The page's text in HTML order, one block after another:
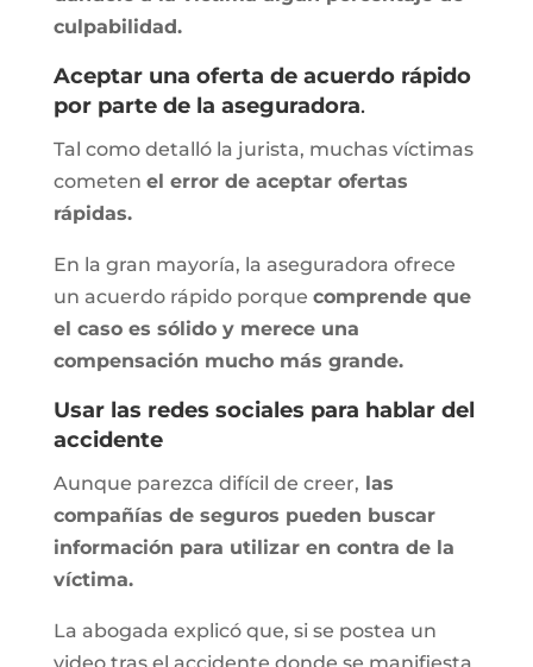
culpabilidad.
Aceptar una oferta de acuerdo rápido
por parte de la aseguradora.
Tal como detalló la jurista, muchas víctimas
cometen el error de aceptar ofertas
rápidas.
En la gran mayoría, la aseguradora ofrece
un acuerdo rápido porque comprende que
el caso es sólido y merece una
compensación mucho más grande.
Usar las redes sociales para hablar del
accidente
Aunque parezca difícil de creer, las
compañías de seguros pueden buscar
información para utilizar en contra de la
víctima.
La abogada explicó que, si se postea un
video tras el accidente donde se manifiesta